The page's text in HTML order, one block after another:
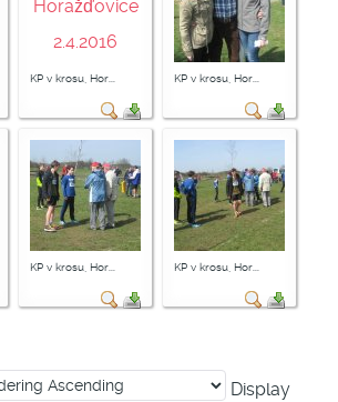
KP v krosu, Hor... KP v krosu, Hor...
KP v krosu, Hor... KP v krosu, Hor...
Display